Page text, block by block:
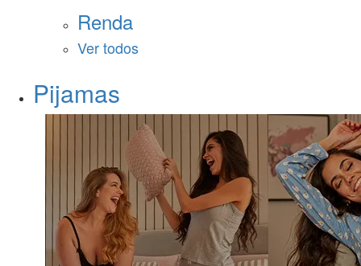
Renda
Ver todos
Pijamas